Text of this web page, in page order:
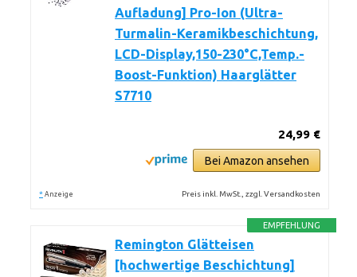
Aufladung] Pro-Ion (Ultra-
Turmalin-Keramikbeschichtung,
LCD-Display,150-230°C,Temp.-
Boost-Funktion) Haarglätter
S7710
24,99 €
Bei Amazon ansehen
* Anzeige Preis inkl. MwSt., zzgl. Versandkosten
EMPFEHLUNG
Remington Glätteisen
[hochwertige Beschichtung]